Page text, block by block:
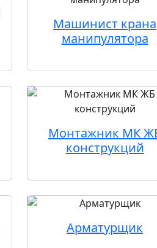
Машинист крана
манипулятора
Монтажник МК
конструкций
Арматурщик